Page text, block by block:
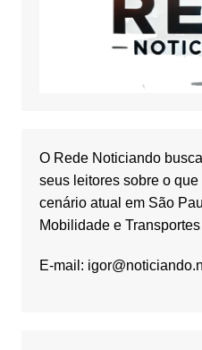
O Rede Noticiando
seus leitores sobre o
cenário atual em São
Mobilidade e
E-mail: